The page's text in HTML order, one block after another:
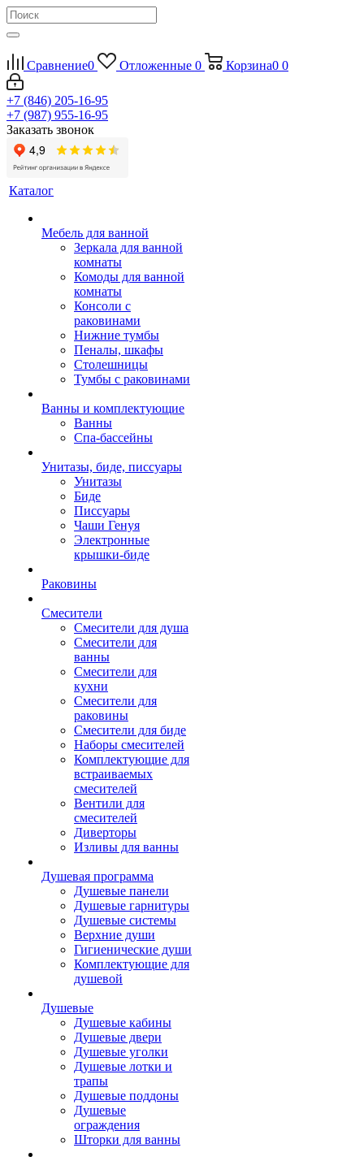
Сравнение0 Отложенные 0 Корзина0 0
+7 (846) 205-16-95
+7 (987) 955-16-95
Заказать звонок
Каталог
Мебель для ванной
Зеркала для ванной
комнаты
Комоды для ванной
комнаты
Консоли с
раковинами
Нижние тумбы
Пеналы, шкафы
Столешницы
Тумбы с раковинами
Ванны и комплектующие
Ванны
Спа-бассейны
Унитазы, биде, писсуары
Унитазы
Биде
Писсуары
Чаши Генуя
Электронные
крышки-биде
Раковины
Смесители
Смесители для душа
Смесители для
ванны
Смесители для
кухни
Смесители для
раковины
Смесители для биде
Наборы смесителей
Комплектующие для
встраиваемых
смесителей
Вентили для
смесителей
Диверторы
Изливы для ванны
Душевая программа
Душевые панели
Душевые гарнитуры
Душевые системы
Верхние души
Гигиенические души
Комплектующие для
душевой
Душевые
Душевые кабины
Душевые двери
Душевые уголки
Душевые лотки и
трапы
Душевые поддоны
Душевые
ограждения
Шторки для ванны